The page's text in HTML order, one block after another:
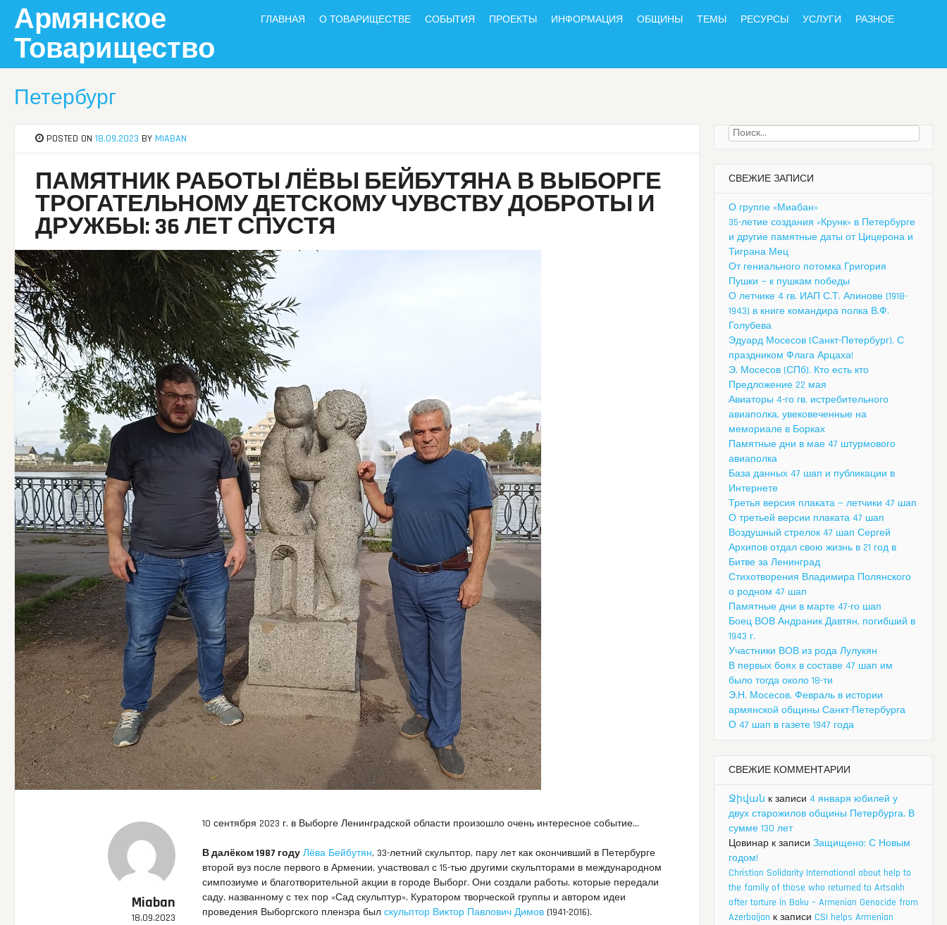
content
Армянское
Товарищество
ГЛАВНАЯ О ТОВАРИЩЕСТВЕ СОБЫТИЯ ПРОЕКТЫ ИНФОРМАЦИЯ ОБЩИНЫ ТЕМЫ РЕСУРСЫ УСЛУГИ РАЗНОЕ
Петербург
POSTED ON18.09.2023 BY MIABAN
ПАМЯТНИК РАБОТЫ ЛЁВЫ БЕЙБУТЯНА В ВЫБОРГЕ
ТРОГАТЕЛЬНОМУ ДЕТСКОМУ ЧУВСТВУ ДОБРОТЫ И
ДРУЖБЫ: 36 ЛЕТ СПУСТЯ
Miaban
18.09.2023
10 сентября 2023 г. в Выборге Ленинградской области произошло очень интересное событие…
В далёком 1987 году Лёва Бейбутян, 33-летний скульптор, пару лет как окончивший в Петербурге
второй вуз после первого в Армении, участвовал с 15-тью другими скульпторами в международном
симпозиуме и благотворительной акции в городе Выборг. Они создали работы, которые передали
саду, названному с тех пор «Сад скульптур». Куратором творческой группы и автором идеи
проведения Выборгского пленэра былскульптор Виктор Павлович Димов (1941-2016).
Найти:
СВЕЖИЕ ЗАПИСИ
О группе «Миабан»
35-летие создания «Крунк» в Петербурге
и другие памятные даты от Цицерона и
Тиграна Мец
От гениального потомка Григория
Пушки — к пушкам победы
О летчике 4 гв. ИАП С.Т. Апинове (1918-
1943) в книге командира полка В.Ф.
Голубева
Эдуард Мосесов (Санкт-Петербург). С
праздником Флага Арцаха!
Э. Мосесов (СПб). Кто есть кто
Предложение 22 мая
Авиаторы 4-го гв. истребительного
авиаполка, увековеченные на
мемориале в Борках
Памятные дни в мае 47 штурмового
авиаполка
База данных 47 шап и публикации в
Интернете
Третья версия плаката — летчики 47 шап
О третьей версии плаката 47 шап
Воздушный стрелок 47 шап Сергей
Архипов отдал свою жизнь в 21 год в
Битве за Ленинград
Стихотворения Владимира Полянского
о родном 47 шап
Памятные дни в марте 47-го шап
Боец ВОВ Андраник Давтян, погибший в
1943 г.
Участники ВОВ из рода Лулукян
В первых боях в составе 47 шап им
было тогда около 18-ти
Э.Н. Мосесов. Февраль в истории
армянской общины Санкт-Петербурга
О 47 шап в газете 1947 года
СВЕЖИЕ КОММЕНТАРИИ
Ջիվան к записи 4 января юбилей у
двух старожилов общины Петербурга. В
сумме 130 лет
Цовинар к записи Защищено: С Новым
годом!
Christian Solidarity International about help to
the family of those who returned to Artsakh
after torture in Baku – Armenian Genocide from
Azerbaijan к записи CSI helps Armenian